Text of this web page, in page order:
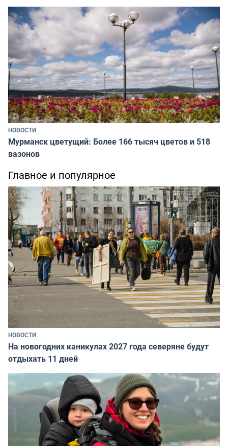
НОВОСТИ
Мурманск цветущий: Более 166 тысяч цветов и 518
вазонов
Главное и популярное
НОВОСТИ
На новогодних каникулах 2027 года северяне будут
отдыхать 11 дней